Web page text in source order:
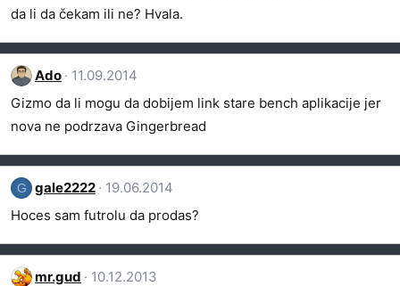
da li da čekam ili ne? Hvala.
Ado
11.09.2014
Gizmo da li mogu da dobijem link stare bench aplikacije jer
nova ne podrzava Gingerbread
G gale2222
19.06.2014
Hoces sam futrolu da prodas?
mr.gud
10.12.2013